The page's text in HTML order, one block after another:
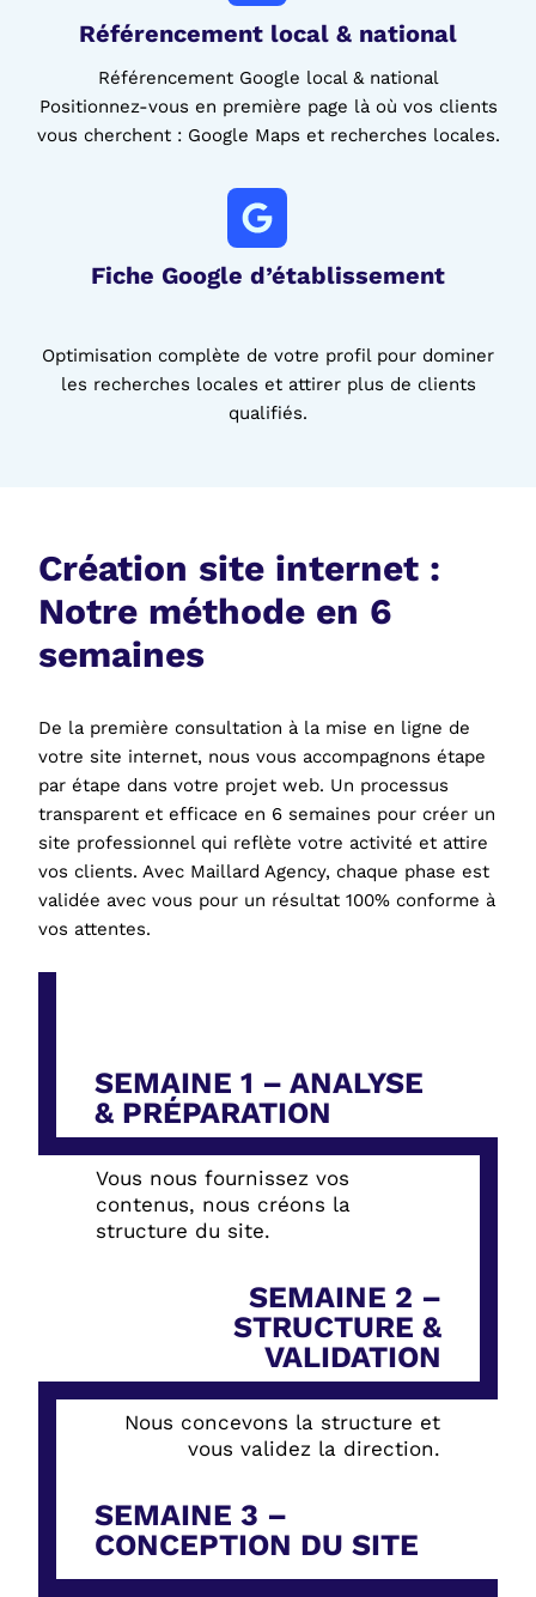
Référencement local & national
Référencement Google local & national
Positionnez-vous en première page là où vos clients
vous cherchent : Google Maps et recherches locales.
Fiche Google d’établissement
Optimisation complète de votre profil pour dominer
les recherches locales et attirer plus de clients
qualifiés.
Création site internet :
Notre méthode en 6
semaines
De la première consultation à la mise en ligne de
votre site internet, nous vous accompagnons étape
par étape dans votre projet web. Un processus
transparent et efficace en 6 semaines pour créer un
site professionnel qui reflète votre activité et attire
vos clients. Avec Maillard Agency, chaque phase est
validée avec vous pour un résultat 100% conforme à
vos attentes.
SEMAINE 1 – ANALYSE
& PRÉPARATION
Vous nous fournissez vos
contenus, nous créons la
structure du site.
SEMAINE 2 –
STRUCTURE &
VALIDATION
Nous concevons la structure et
vous validez la direction.
SEMAINE 3 –
CONCEPTION DU SITE